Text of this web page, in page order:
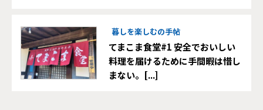
暮しを楽しむの手帖
てまこま食堂#1 安全でおいしい
料理を届けるために手間暇は惜し
まない。[...]